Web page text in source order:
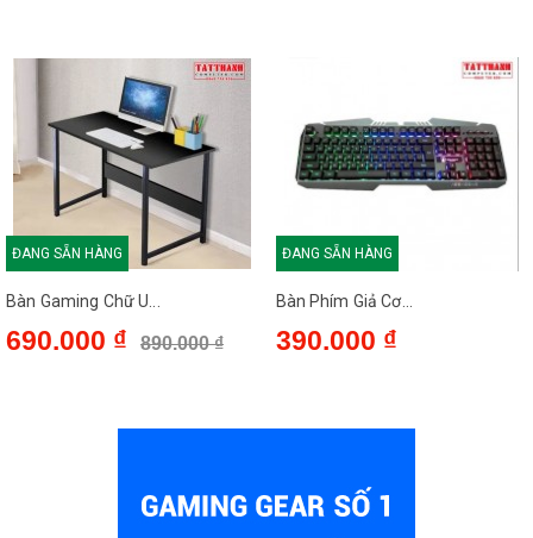
ĐANG SẴN HÀNG
Bàn Gaming Chữ U...
690.000 ₫ 890.000 ₫
ĐANG SẴN HÀNG
Bàn Phím Giả Cơ...
390.000 ₫